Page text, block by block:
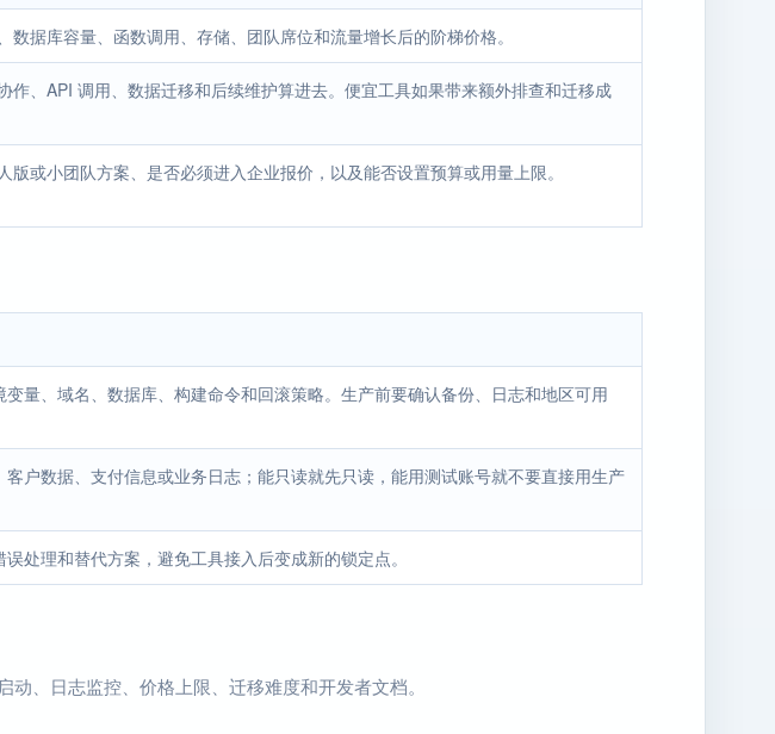
据库容量、函数调用、存储、团队席位和流量增长后的阶梯价格。
作、API 调用、数据迁移和后续维护算进去。便宜工具如果带来额外排查和迁移成
或小团队方案、是否必须进入企业报价，以及能否设置预算或用量上限。
量、域名、数据库、构建命令和回滚策略。生产前要确认备份、日志和地区可用
户数据、支付信息或业务日志；能只读就先只读，能用测试账号就不要直接用生产
处理和替代方案，避免工具接入后变成新的锁定点。
、日志监控、价格上限、迁移难度和开发者文档。